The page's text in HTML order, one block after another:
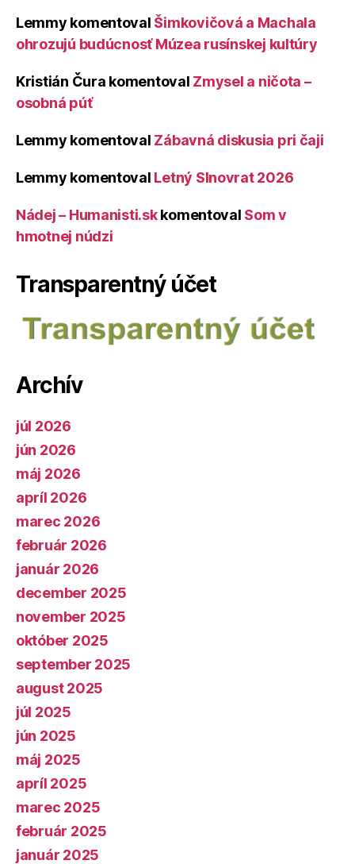
Lemmy komentoval Šimkovičová a Machala
ohrozujú budúcnosť Múzea rusínskej kultúry
Kristián Čura komentoval Zmysel a ničota –
osobná púť
Lemmy komentoval Zábavná diskusia pri čaji
Lemmy komentoval Letný Slnovrat 2026
Nádej – Humanisti.skkomentoval Som v
hmotnej núdzi
Transparentný účet
Archív
júl 2026
jún 2026
máj 2026
apríl 2026
marec 2026
február 2026
január 2026
december 2025
november 2025
október 2025
september 2025
august 2025
júl 2025
jún 2025
máj 2025
apríl 2025
marec 2025
február 2025
január 2025